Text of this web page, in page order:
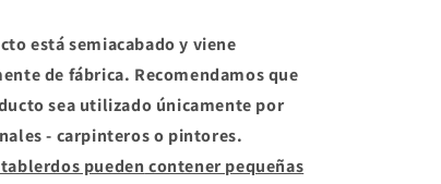
está semiacabado y viene
de fábrica. Recomendamos que
sea utilizado únicamente por
- carpinteros o pintores.
pueden contener pequeñas